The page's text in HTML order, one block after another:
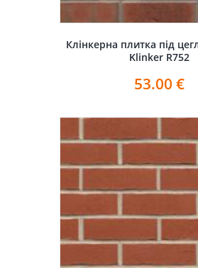
Клінкерна плитка під
Klinker R752
53.00 €